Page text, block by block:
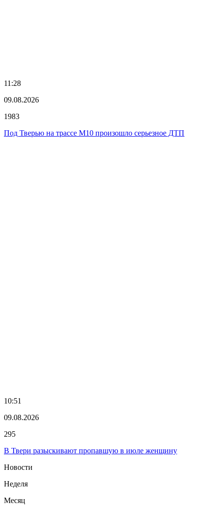
11:28
09.08.2026
1983
Под Тверью на трассе М10 произошло серьезное ДТП
10:51
09.08.2026
295
В Твери разыскивают пропавшую в июле женщину
Новости
Неделя
Месяц